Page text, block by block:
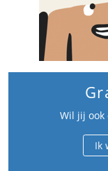
Wil jij ook
Ik